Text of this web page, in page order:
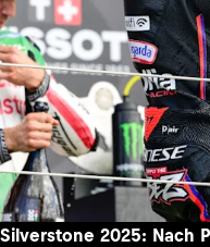
Silverstone 2025: Nach